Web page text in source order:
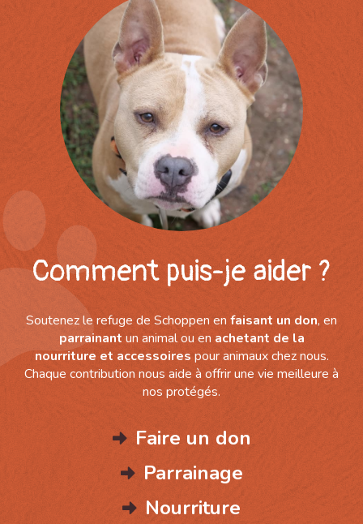
Comment puis-je aider ?
Soutenez le refuge de Schoppen en faisant un don, en
parrainant un animal ou en achetant de la
nourriture et accessoires pour animaux chez nous.
Chaque contribution nous aide à offrir une vie meilleure à
nos protégés.
Faire un don
Parrainage
Nourriture